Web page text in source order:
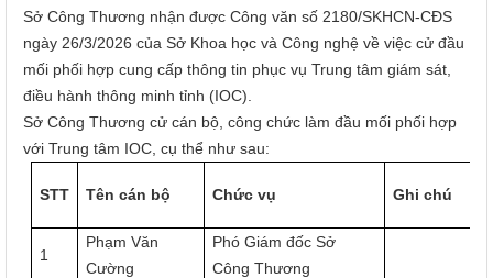
Sở Công Thương nhận được Công văn số 2180/SKHCN-CĐS
ngày 26/3/2026 của Sở Khoa học và Công nghệ về việc cử đầu
mối phối hợp cung cấp thông tin phục vụ Trung tâm giám sát,
điều hành thông minh tỉnh (IOC).
Sở Công Thương cử cán bộ, công chức làm đầu mối phối hợp
với Trung tâm IOC, cụ thể như sau:
STT Tên cán bộ Chức vụ Ghi chú
1
Phạm Văn
Cường
Phó Giám đốc Sở
Công Thương